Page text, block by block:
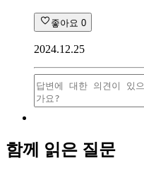
좋아요 0
2024.12.25
함께 읽은 질문